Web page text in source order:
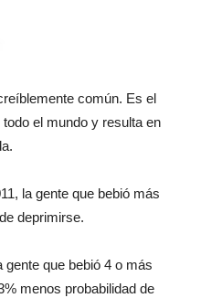
común. Es el
el mundo y resulta en
la gente que bebió más
deprimirse.
gente que bebió 4 o más
menos probabilidad de